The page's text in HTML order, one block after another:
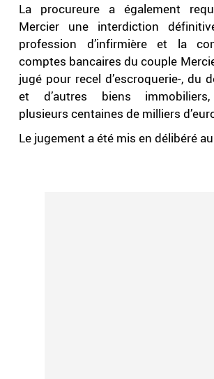
La procureure a également
Mercier une interdiction
profession d’infirmière et la
comptes bancaires du couple
jugé pour recel d’escroquerie-, du
et d’autres biens immobiliers,
plusieurs centaines de milliers
Le jugement a été mis en délibéré